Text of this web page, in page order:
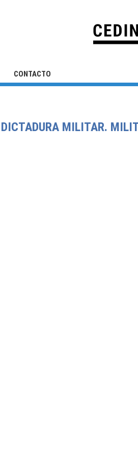
CONTACTO
MILITAR.